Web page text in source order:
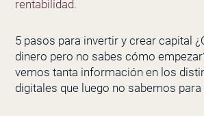
rentabilidad.
5 pasos para invertir y crear capital
dinero pero no sabes cómo
vemos tanta información en los
digitales que luego no sabemos para